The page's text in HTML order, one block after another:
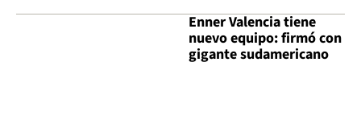
Enner Valencia tiene
nuevo equipo: firmó con
gigante sudamericano